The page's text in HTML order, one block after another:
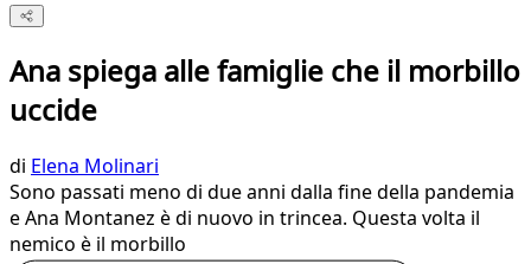
Ana spiega alle famiglie che il morbillo
uccide
di Elena Molinari
Sono passati meno di due anni dalla fine della pandemia
e Ana Montanez è di nuovo in trincea. Questa volta il
nemico è il morbillo